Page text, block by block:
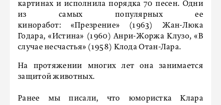
картинах и исполнила порядка 70 песен. Одни
из самых популярных ее
киноработ: «Презрение» (1963) Жан-Люка
Годара, «Истина» (1960) Анри-Жоржа Клузо, «В
случае несчастья» (1958) Клода Отан-Лара.
На протяжении многих лет она занимается
защитой животных.
Ранее мы писали, что юмористка Клара